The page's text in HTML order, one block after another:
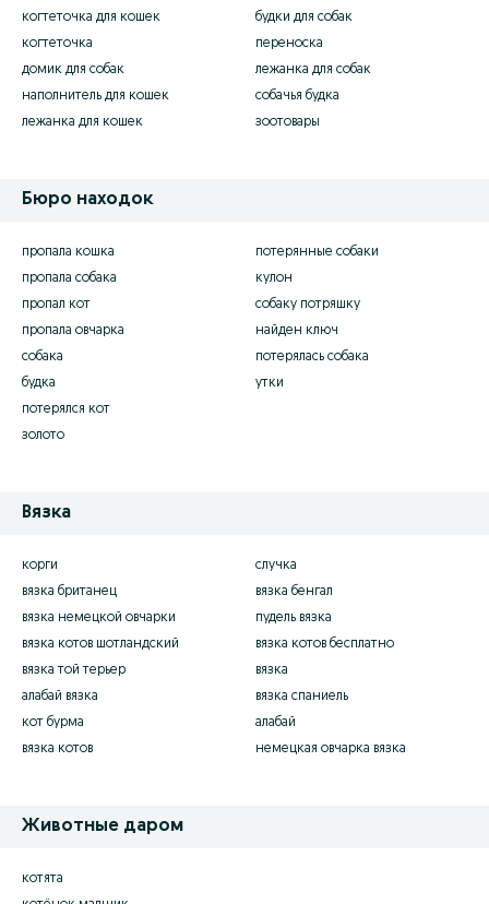
когтеточка для кошек
когтеточка
домик для собак
наполнитель для кошек
лежанка для кошек
будки для собак
переноска
лежанка для собак
собачья будка
зоотовары
Бюро находок
пропала кошка
пропала собака
пропал кот
пропала овчарка
собака
будка
потерялся кот
золото
потерянные собаки
кулон
собаку потряшку
найден ключ
потерялась собака
утки
Вязка
корги
вязка британец
вязка немецкой овчарки
вязка котов шотландский
вязка той терьер
алабай вязка
кот бурма
вязка котов
случка
вязка бенгал
пудель вязка
вязка котов бесплатно
вязка
вязка спаниель
алабай
немецкая овчарка вязка
Животные даром
котята